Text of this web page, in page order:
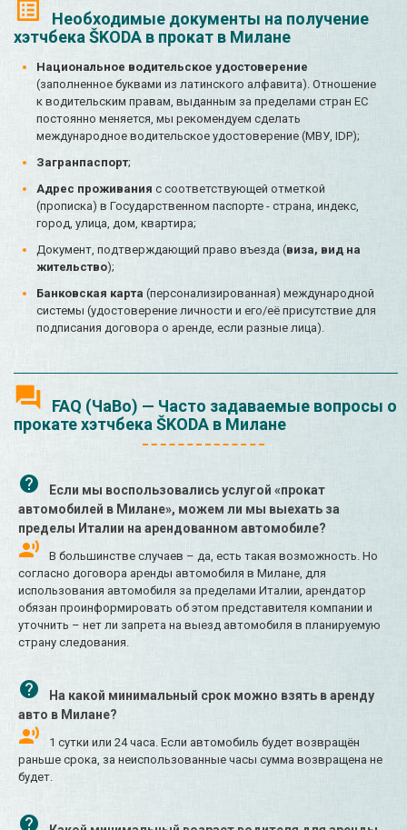
Необходимые документы на получение
хэтчбека ŠKODA в прокат в Милане
Национальное водительское удостоверение
(заполненное буквами из латинского алфавита). Отношение
к водительским правам, выданным за пределами стран ЕС
постоянно меняется, мы рекомендуем сделать
международное водительское удостоверение (МВУ, IDP);
Загранпаспорт;
Адрес проживания с соответствующей отметкой
(прописка) в Государственном паспорте - страна, индекс,
город, улица, дом, квартира;
Документ, подтверждающий право въезда (виза, вид на
жительство);
Банковская карта (персонализированная) международной
системы (удостоверение личности и его/её присутствие для
подписания договора о аренде, если разные лица).
FAQ (ЧаВо) — Часто задаваемые вопросы о
прокате хэтчбека ŠKODA в Милане
Если мы воспользовались услугой «прокат
автомобилей в Милане», можем ли мы выехать за
пределы Италии на арендованном автомобиле?
В большинстве случаев – да, есть такая возможность. Но
согласно договора аренды автомобиля в Милане, для
использования автомобиля за пределами Италии, арендатор
обязан проинформировать об этом представителя компании и
уточнить – нет ли запрета на выезд автомобиля в планируемую
страну следования.
На какой минимальный срок можно взять в аренду
авто в Милане?
1 сутки или 24 часа. Если автомобиль будет возвращён
раньше срока, за неиспользованные часы сумма возвращена не
будет.